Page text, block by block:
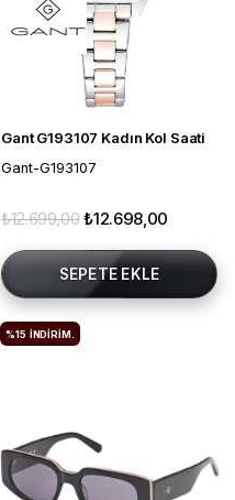
Gant G193107 Kadın Kol Saati
Gant-G193107
₺12.698,00
₺12.699,00
SEPETE EKLE
%15 İNDIRIM.